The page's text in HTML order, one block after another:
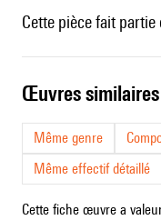
Cette pièce fait partie
œuvres similaires
Même genre
Même effectif détaillé
Cette fiche œuvre a